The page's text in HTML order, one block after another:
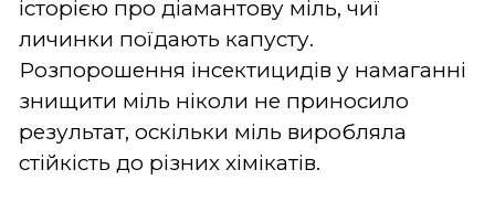
історією про діамантову міль, чиї
личинки поїдають капусту.
Розпорошення інсектицидів у намаганні
знищити міль ніколи не приносило
результат, оскільки міль виробляла
стійкість до різних хімікатів.